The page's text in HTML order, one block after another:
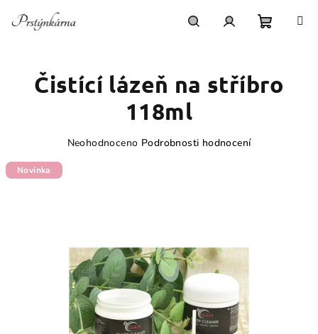
košík
Čistící lázeň na stříbro
118ml
produktu
Neohodnoceno Podrobnosti hodnocení
Novinka